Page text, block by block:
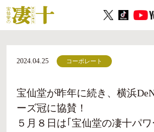
2024.04.25 コーポレート
宝仙堂が昨年に続き、横浜
ーズ冠に協賛！
５月８日は｢宝仙堂の凄十パ